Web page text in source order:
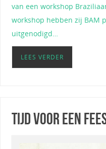
van een workshop
workshop hebben zij BAM
uitgenodigd…
LEES VERDER
TIJD VOOR EEN